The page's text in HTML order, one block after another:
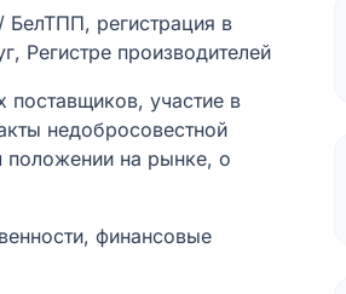
БелТПП, регистрация в
Регистре производителей
поставщиков, участие в
недобросовестной
на рынке, о
финансовые